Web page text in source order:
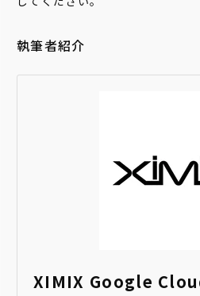
執筆者紹介
XIMIX Google